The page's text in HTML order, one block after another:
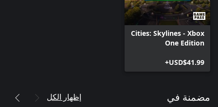
Cities: Skylines - Xbox
One Edition
USD$41.99+
مضمنة في إظهار الكل